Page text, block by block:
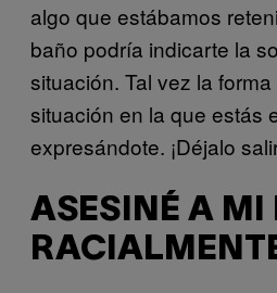
algo que estábamos
baño podría indicarte la
situación. Tal vez la
situación en la que estás
expresándote. ¡Déjalo
ASESINÉ A